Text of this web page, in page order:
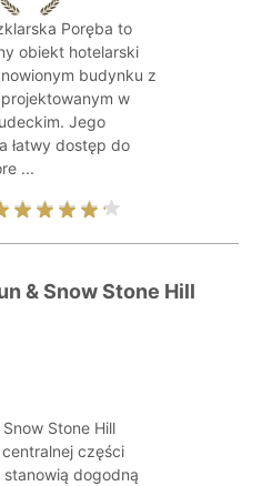
Poręba to
obiekt hotelarski
budynku z
w
Jego
łatwy dostęp do
...
& Snow Stone Hill
Stone Hill
części
dogodną